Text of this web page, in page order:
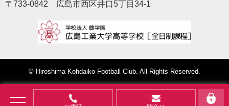
〒733-0842 広島市西区井口5丁目34-1
© Hiroshima Kohdaiko Football Club. All Rights Reserved.